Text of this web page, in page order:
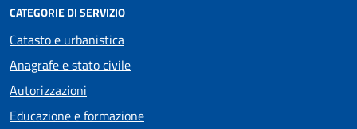
CATEGORIE DI SERVIZIO
Catasto e urbanistica
Anagrafe e stato civile
Autorizzazioni
Educazione e formazione